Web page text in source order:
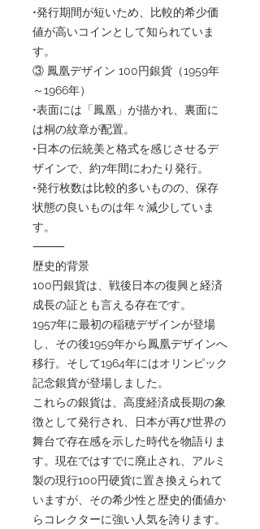
•発行期間が短いため、比較的希少価
値が高いコインとして知られていま
す。
③ 鳳凰デザイン 100円銀貨（1959年
～1966年）
•表面には「鳳凰」が描かれ、裏面に
は桐の紋章が配置。
•日本の伝統美と格式を感じさせるデ
ザインで、約7年間にわたり発行。
•発行枚数は比較的多いものの、保存
状態の良いものは年々減少していま
す。
⸻
歴史的背景
100円銀貨は、戦後日本の復興と経済
成長の証とも言える存在です。
1957年に最初の稲穂デザインが登場
し、その後1959年から鳳凰デザインへ
移行。そして1964年にはオリンピック
記念銀貨が登場しました。
これらの銀貨は、高度経済成長期の象
徴として発行され、日本が再び世界の
舞台で存在感を示した時代を物語りま
す。現在ではすでに廃止され、アルミ
製の現行100円硬貨に置き換えられて
いますが、その希少性と歴史的価値か
らコレクターに強い人気を誇ります。